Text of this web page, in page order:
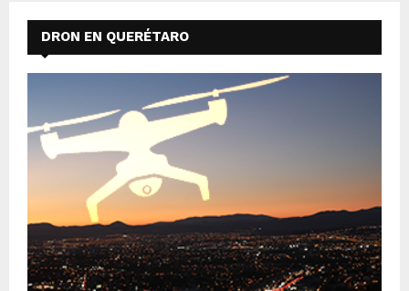
DRON EN QUERÉTARO